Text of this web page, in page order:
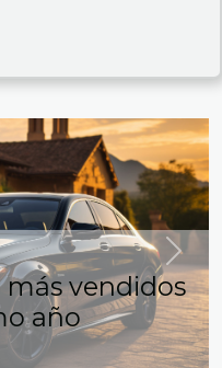
más vendidos
año
Next